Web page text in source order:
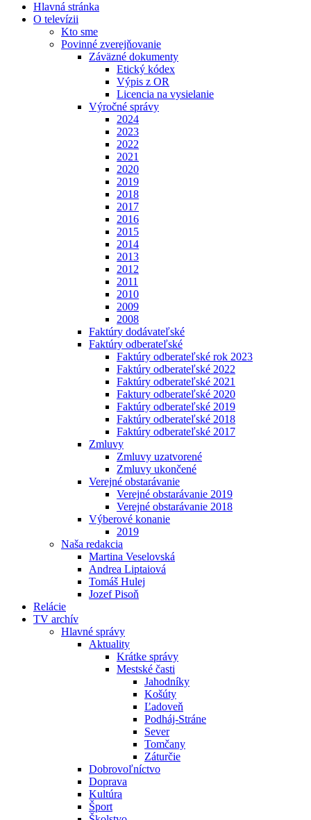
Hlavná stránka
O televízii
Kto sme
Povinné zverejňovanie
Záväzné dokumenty
Etický kódex
Výpis z OR
Licencia na vysielanie
Výročné správy
2024
2023
2022
2021
2020
2019
2018
2017
2016
2015
2014
2013
2012
2011
2010
2009
2008
Faktúry dodávateľské
Faktúry odberateľské
Faktúry odberateľské rok 2023
Faktúry odberateľské 2022
Faktúry odberateľské 2021
Faktury odberateľské 2020
Faktúry odberateľské 2019
Faktúry odberateľské 2018
Faktúry odberateľské 2017
Zmluvy
Zmluvy uzatvorené
Zmluvy ukončené
Verejné obstarávanie
Verejné obstarávanie 2019
Verejné obstarávanie 2018
Výberové konanie
2019
Naša redakcia
Martina Veselovská
Andrea Liptaiová
Tomáš Hulej
Jozef Pisoň
Relácie
TV archív
Hlavné správy
Aktuality
Krátke správy
Mestské časti
Jahodníky
Košúty
Ľadoveň
Podháj-Stráne
Sever
Tomčany
Záturčie
Dobrovoľníctvo
Doprava
Kultúra
Šport